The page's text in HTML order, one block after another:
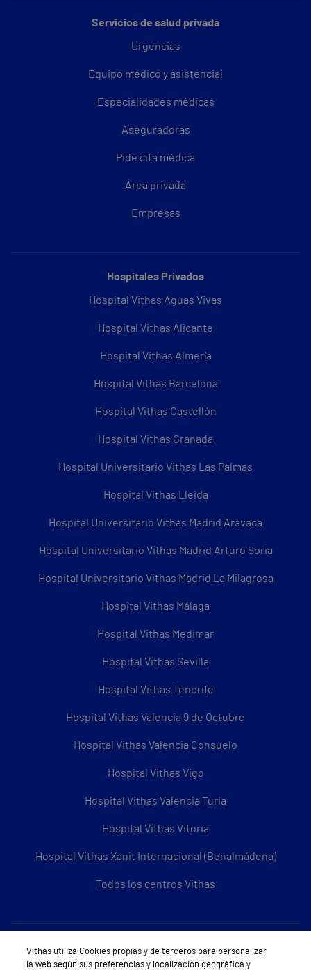
Servicios de salud privada
Urgencias
Equipo médico y asistencial
Especialidades médicas
Aseguradoras
Pide cita médica
Área privada
Empresas
Hospitales Privados
Hospital Vithas Aguas Vivas
Hospital Vithas Alicante
Hospital Vithas Almería
Hospital Vithas Barcelona
Hospital Vithas Castellón
Hospital Vithas Granada
Hospital Universitario Vithas Las Palmas
Hospital Vithas Lleida
Hospital Universitario Vithas Madrid Aravaca
Hospital Universitario Vithas Madrid Arturo Soria
Hospital Universitario Vithas Madrid La Milagrosa
Hospital Vithas Málaga
Hospital Vithas Medimar
Hospital Vithas Sevilla
Hospital Vithas Tenerife
Hospital Vithas Valencia 9 de Octubre
Hospital Vithas Valencia Consuelo
Hospital Vithas Vigo
Hospital Vithas Valencia Turia
Hospital Vithas Vitoria
Hospital Vithas Xanit Internacional (Benalmádena)
Todos los centros Vithas
Sobre Vithas
Vithas utiliza Cookies propias y de terceros para personalizar
la web según sus preferencias y localización geográfica y